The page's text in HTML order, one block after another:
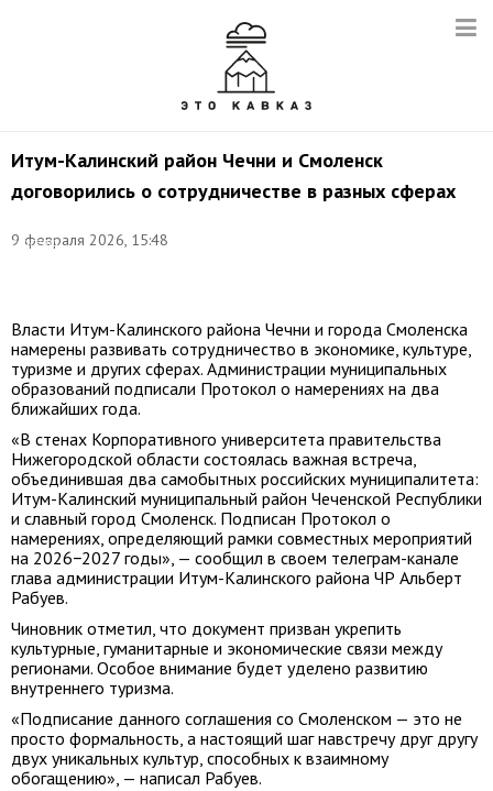
Итум-Калинский район Чечни и Смоленск
договорились о сотрудничестве в разных сферах
9 февраля 2026, 15:48
соцсети
Власти Итум-Калинского района Чечни и города Смоленска
намерены развивать сотрудничество в экономике, культуре,
туризме и других сферах. Администрации муниципальных
образований подписали Протокол о намерениях на два
ближайших года.
«В стенах Корпоративного университета правительства
Нижегородской области состоялась важная встреча,
объединившая два самобытных российских муниципалитета:
Итум-Калинский муниципальный район Чеченской Республики
и славный город Смоленск. Подписан Протокол о
намерениях, определяющий рамки совместных мероприятий
на 2026−2027 годы», — сообщил в своем телеграм-канале
глава администрации Итум-Калинского района ЧР Альберт
Рабуев.
Чиновник отметил, что документ призван укрепить
культурные, гуманитарные и экономические связи между
регионами. Особое внимание будет уделено развитию
внутреннего туризма.
«Подписание данного соглашения со Смоленском — это не
просто формальность, а настоящий шаг навстречу друг другу
двух уникальных культур, способных к взаимному
обогащению», — написал Рабуев.